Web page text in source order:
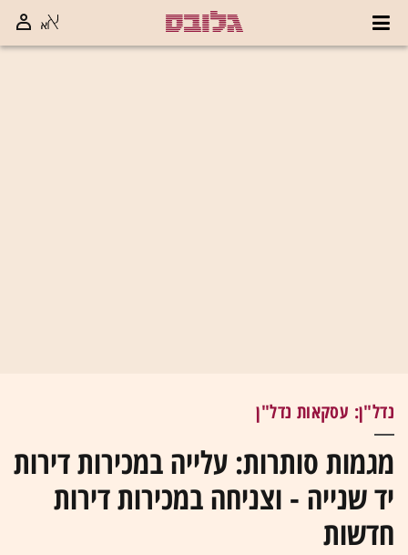
נדל"ן: עסקאות נדל"ן
מגמות סותרות: עלייה במכירות דירות
יד שנייה - וצניחה במכירות דירות
חדשות